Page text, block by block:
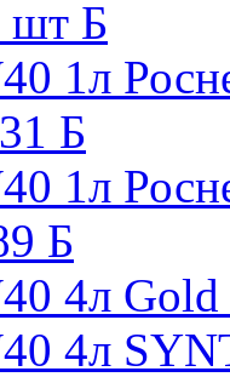
шт Б
1л
Б
1л
Б
4л
4л